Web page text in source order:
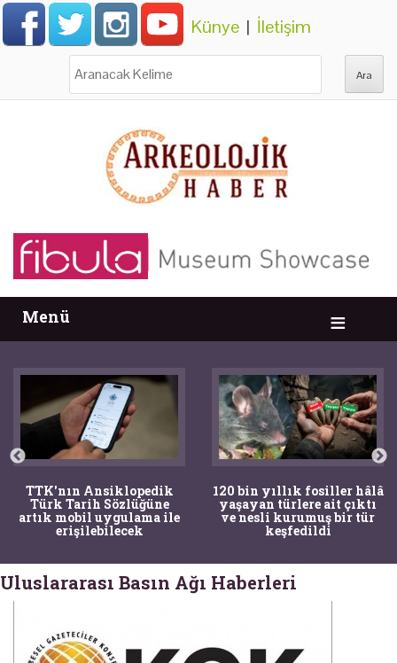
Künye | İletişim
Menü
TTK'nın Ansiklopedik
Türk Tarih Sözlüğüne
artık mobil uygulama ile
erişilebilecek
120 bin yıllık fosiller hâlâ
yaşayan türlere ait çıktı
ve nesli kurumuş bir tür
keşfedildi
Uluslararası Basın Ağı Haberleri